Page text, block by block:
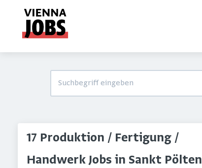
17 Produktion / Fertigung /
Handwerk Jobs in Sankt Pölten